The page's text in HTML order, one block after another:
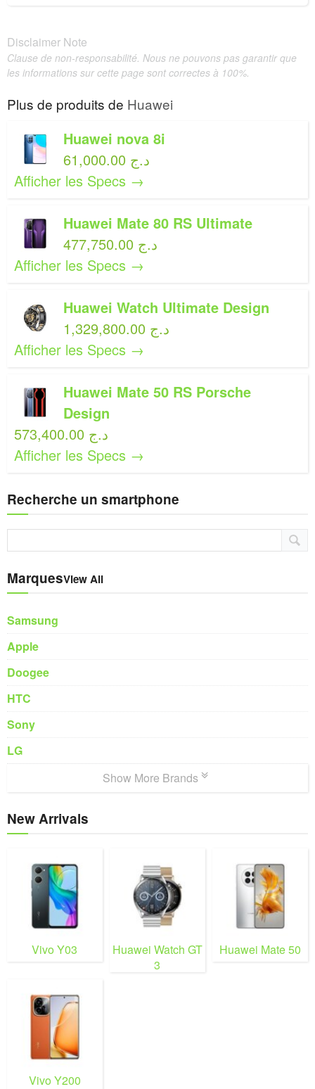
Disclaimer Note
Clause de non-responsabilité. Nous ne pouvons pas garantir que
les informations sur cette page sont correctes à 100%.
Plus de produits de Huawei
Huawei nova 8i
61,000.00 د.ج
Afficher les Specs →
Huawei Mate 80 RS Ultimate
477,750.00 د.ج
Afficher les Specs →
Huawei Watch Ultimate Design
1,329,800.00 د.ج
Afficher les Specs →
Huawei Mate 50 RS Porsche
Design
573,400.00 د.ج
Afficher les Specs →
Recherche un smartphone
MarquesView All
Samsung
Apple
Doogee
HTC
Sony
LG
Show More Brands
New Arrivals
Vivo Y03
Huawei Watch GT
3
Huawei Mate 50
Vivo Y200